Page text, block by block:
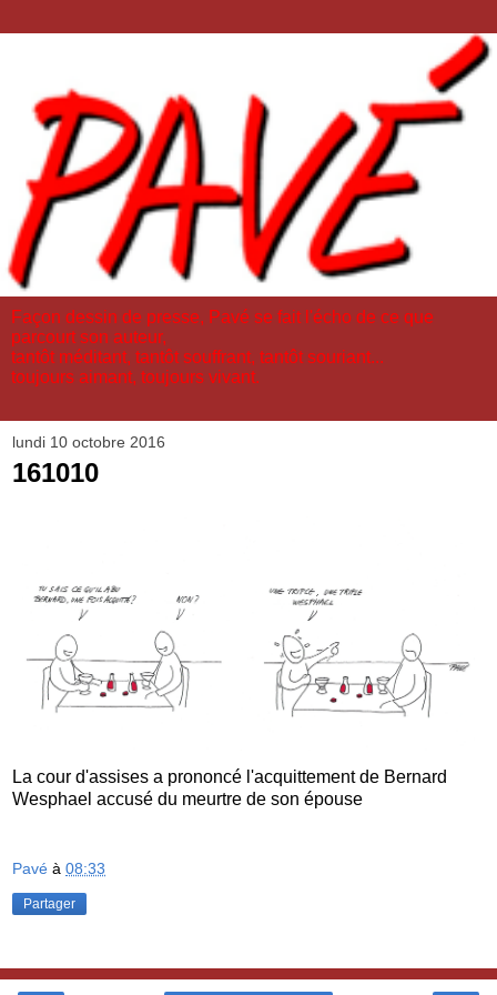
Façon dessin de presse, Pavé se fait l'écho de ce que
parcourt son auteur,
tantôt méditant, tantôt souffrant, tantôt souriant...
toujours aimant, toujours vivant.
lundi 10 octobre 2016
161010
La cour d'assises a prononcé l'acquittement de Bernard
Wesphael accusé du meurtre de son épouse
Pavé à 08:33
Partager